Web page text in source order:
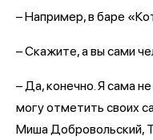
– Например, в баре
– Скажите, а вы сами
– Да, конечно. Я сама
могу отметить своих
Миша Добровольский,